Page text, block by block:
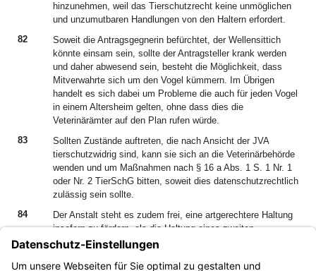
hinzunehmen, weil das Tierschutzrecht keine unmöglichen
und unzumutbaren Handlungen von den Haltern erfordert.
82
Soweit die Antragsgegnerin befürchtet, der Wellensittich
könnte einsam sein, sollte der Antragsteller krank werden
und daher abwesend sein, besteht die Möglichkeit, dass
Mitverwahrte sich um den Vogel kümmern. Im Übrigen
handelt es sich dabei um Probleme die auch für jeden Vogel
in einem Altersheim gelten, ohne dass dies die
Veterinärämter auf den Plan rufen würde.
83
Sollten Zustände auftreten, die nach Ansicht der JVA
tierschutzwidrig sind, kann sie sich an die Veterinärbehörde
wenden und um Maßnahmen nach § 16 a Abs. 1 S. 1 Nr. 1
oder Nr. 2 TierSchG bitten, soweit dies datenschutzrechtlich
zulässig sein sollte.
84
Der Anstalt steht es zudem frei, eine artgerechtere Haltung
insofern zu fördern, als die Haltung eines zweiten
Wellensittichs gestattet wird. Der Antragssteller hat sich
durch einen zweiten Vogel wird der angemessene Umfang